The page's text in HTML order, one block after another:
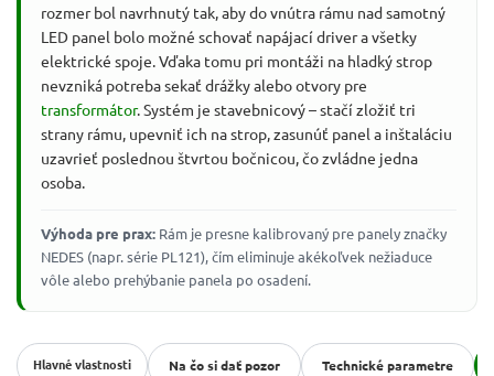
rozmer bol navrhnutý tak, aby do vnútra rámu nad samotný
LED panel bolo možné schovať napájací driver a všetky
elektrické spoje. Vďaka tomu pri montáži na hladký strop
nevzniká potreba sekať drážky alebo otvory pre
transformátor. Systém je stavebnicový – stačí zložiť tri
strany rámu, upevniť ich na strop, zasunúť panel a inštaláciu
uzavrieť poslednou štvrtou bočnicou, čo zvládne jedna
osoba.
Výhoda pre prax: Rám je presne kalibrovaný pre panely značky
NEDES (napr. série PL121), čím eliminuje akékoľvek nežiaduce
vôle alebo prehýbanie panela po osadení.
Hlavné vlastnosti Na čo si dať pozor Technické parametre